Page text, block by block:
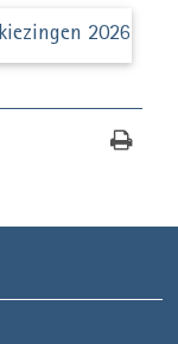
2026